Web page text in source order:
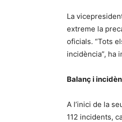
La
extreme la
oficials. “Tots
incidència”, ha
Balanç i
A l’inici de la
112 incidents,